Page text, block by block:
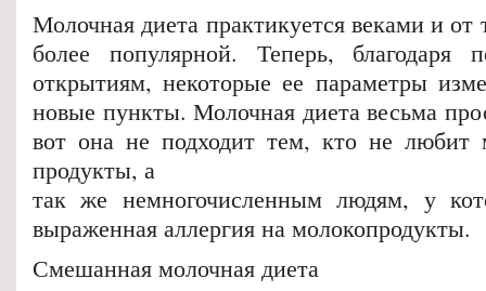
Молочная диета практикуется веками и от
более популярной. Теперь, благодаря
открытиям, некоторые ее параметры
новые пункты. Молочная диета весьма
вот она не подходит тем, кто не любит
продукты, а
так же немногочисленным людям, у
выраженная аллергия на молокопродукты.
Смешанная молочная диета